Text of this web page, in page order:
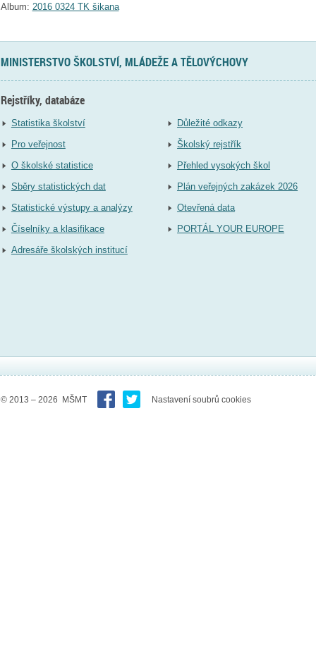
Album: 2016 0324 TK šikana
MINISTERSTVO ŠKOLSTVÍ, MLÁDEŽE A TĚLOVÝCHOVY
Rejstříky, databáze
Statistika školství
Pro veřejnost
O školské statistice
Sběry statistických dat
Statistické výstupy a analýzy
Číselníky a klasifikace
Adresáře školských institucí
Důležité odkazy
Školský rejstřík
Přehled vysokých škol
Plán veřejných zakázek 2026
Otevřená data
PORTÁL YOUR EUROPE
© 2013 – 2026 MŠMT Nastavení soubrů cookies